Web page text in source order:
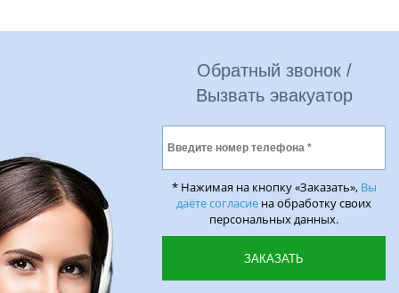
Обратный звонок /
Вызвать эвакуатор
* Нажимая на кнопку «Заказать», Вы
даёте согласие на обработку своих
персональных данных.